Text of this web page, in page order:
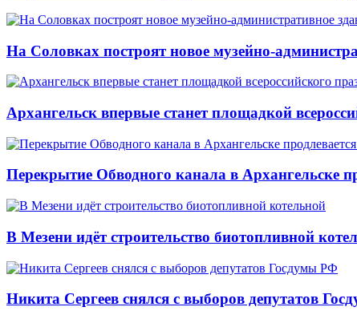
На Соловках построят новое музейно-
Архангельск впервые станет площадкой
Перекрытие Обводного канала в Архангельске
В Мезени идёт строительство биотопливной
Никита Сергеев снялся с выборов депутатов